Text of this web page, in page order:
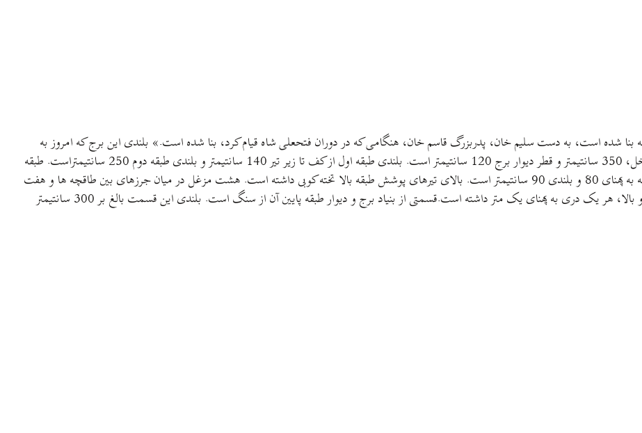
بنا شده است، به دست سلیم خان، پدربزرگ قاسم خان، هنگامی که در دوران فتحعلی شاه قیام کرد، بنا شده است.» بلندی این برج که امروز به
«برج خان» معروف است، 680 سانتیمتر و قطر دایره‌ی آن از داخل، 350 سانتیمتر و قطر دیوار برج 120 سانتیمتر است. بلندی طبقه اول از کف تا زیر تیر 140 سانتیمتر و بلندی طبقه دوم 250 سانتیمتراست. طبقه
اول با هفت عدد تیر پوشانده شده است. در طبقه دوم هفت طاقچه به پهنای 80 و بلندی 90 سانتیمتر است. بالای تیرهای پوشش طبقه بالا تخته کوبی داشته است. هشت مزغل در میان جرزهای بین طاقچه ها و هفت
مزغل در وسط هر طاقچه در طبقه دوم دیده می شود. طبقه پایین و بالا، هر یک دری به پهنای یک متر داشته است.قسمتی از بنیاد برج و دیوار طبقه پایین آن از سنگ است. بلندی این قسمت بالغ بر 300 سانتیمتر